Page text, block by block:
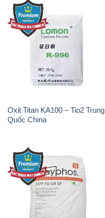
Oxit Titan KA100 – Tio2 Trung
Quốc China